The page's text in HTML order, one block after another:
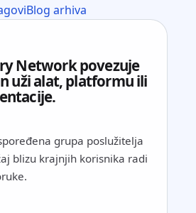
Blog arhiva
Network povezuje
uži alat, platformu ili
grupa poslužitelja
blizu krajnjih korisnika radi